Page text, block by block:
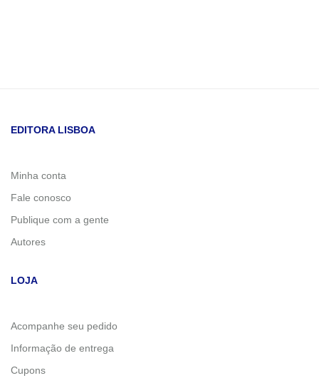
EDITORA LISBOA
Minha conta
Fale conosco
Publique com a gente
Autores
LOJA
Acompanhe seu pedido
Informação de entrega
Cupons